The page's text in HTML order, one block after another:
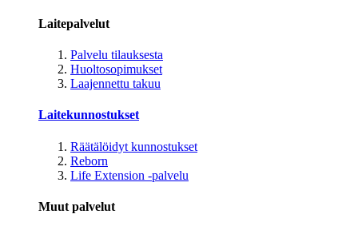
Laitepalvelut
Palvelu tilauksesta
Huoltosopimukset
Laajennettu takuu
Laitekunnostukset
Räätälöidyt kunnostukset
Reborn
Life Extension -palvelu
Muut palvelut